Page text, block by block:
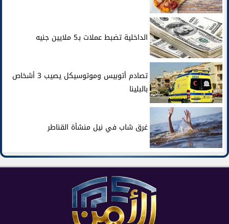
الداخلية تضبط عملات بـ5 ملايين جنيه
تصادم أتوبيس وموتوسيكل يصيب 3 أشخاص
بالبلينا
غرق شاب في نيل منشأة القناطر